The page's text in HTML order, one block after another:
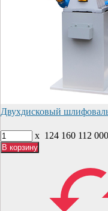
Двухдисковый
x 124 160 112 000